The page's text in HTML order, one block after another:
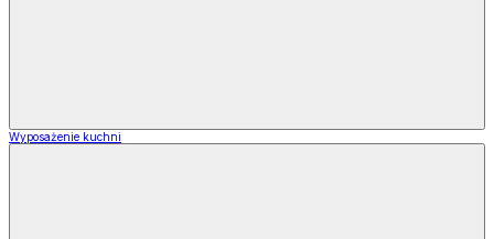
Wyposażenie kuchni